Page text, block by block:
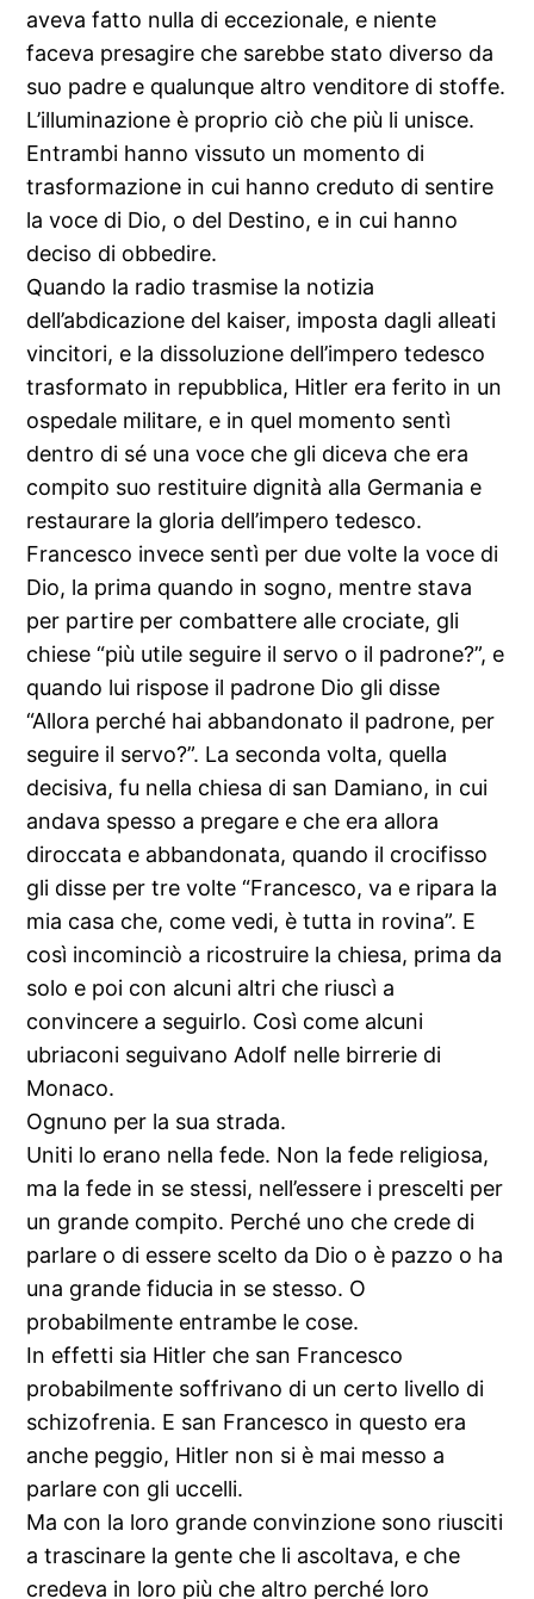
aveva fatto nulla di eccezionale, e niente
faceva presagire che sarebbe stato diverso da
suo padre e qualunque altro venditore di stoffe.
L’illuminazione è proprio ciò che più li unisce.
Entrambi hanno vissuto un momento di
trasformazione in cui hanno creduto di sentire
la voce di Dio, o del Destino, e in cui hanno
deciso di obbedire.
Quando la radio trasmise la notizia
dell’abdicazione del kaiser, imposta dagli alleati
vincitori, e la dissoluzione dell’impero tedesco
trasformato in repubblica, Hitler era ferito in un
ospedale militare, e in quel momento sentì
dentro di sé una voce che gli diceva che era
compito suo restituire dignità alla Germania e
restaurare la gloria dell’impero tedesco.
Francesco invece sentì per due volte la voce di
Dio, la prima quando in sogno, mentre stava
per partire per combattere alle crociate, gli
chiese “più utile seguire il servo o il padrone?”, e
quando lui rispose il padrone Dio gli disse
“Allora perché hai abbandonato il padrone, per
seguire il servo?”. La seconda volta, quella
decisiva, fu nella chiesa di san Damiano, in cui
andava spesso a pregare e che era allora
diroccata e abbandonata, quando il crocifisso
gli disse per tre volte “Francesco, va e ripara la
mia casa che, come vedi, è tutta in rovina”. E
così incominciò a ricostruire la chiesa, prima da
solo e poi con alcuni altri che riuscì a
convincere a seguirlo. Così come alcuni
ubriaconi seguivano Adolf nelle birrerie di
Monaco.
Ognuno per la sua strada.
Uniti lo erano nella fede. Non la fede religiosa,
ma la fede in se stessi, nell’essere i prescelti per
un grande compito. Perché uno che crede di
parlare o di essere scelto da Dio o è pazzo o ha
una grande fiducia in se stesso. O
probabilmente entrambe le cose.
In effetti sia Hitler che san Francesco
probabilmente soffrivano di un certo livello di
schizofrenia. E san Francesco in questo era
anche peggio, Hitler non si è mai messo a
parlare con gli uccelli.
Ma con la loro grande convinzione sono riusciti
a trascinare la gente che li ascoltava, e che
credeva in loro più che altro perché loro